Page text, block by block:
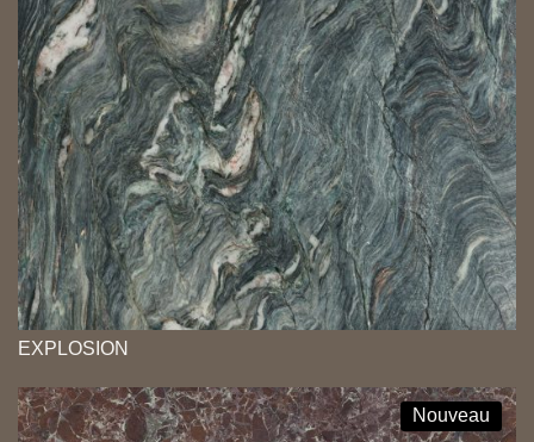
EXPLOSION
Nouveau